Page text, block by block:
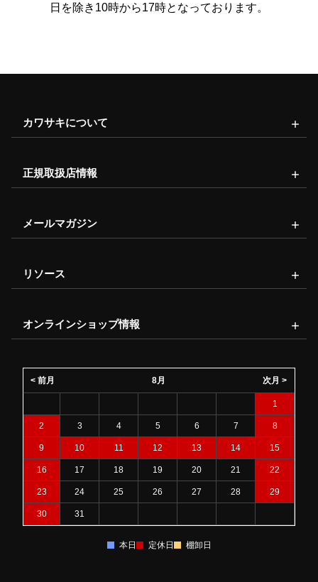
日を除き10時から17時となっております。
カワサキについて
正規取扱店情報
メールマガジン
リソース
オンラインショップ情報
8月
< 前月 次月 >
1
2 3 4 5 6 7 8
9 10 11 12 13 14 15
16 17 18 19 20 21 22
23 24 25 26 27 28 29
30 31
本日 定休日 棚卸日